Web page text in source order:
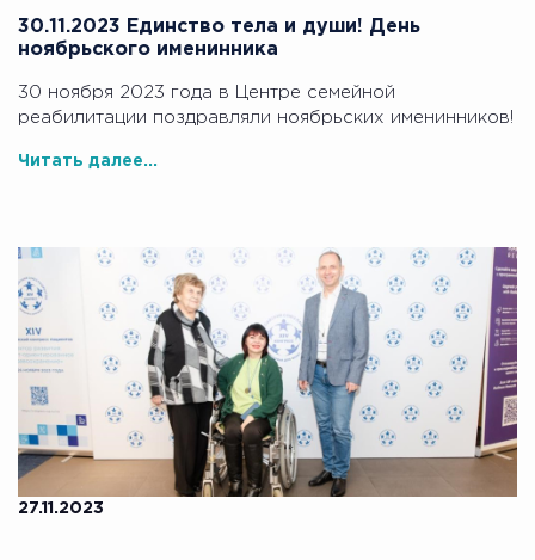
30.11.2023 Единство тела и души! День
ноябрьского именинника
30 ноября 2023 года в Центре семейной
реабилитации поздравляли ноябрьских именинников!
Читать далее...
27.11.2023